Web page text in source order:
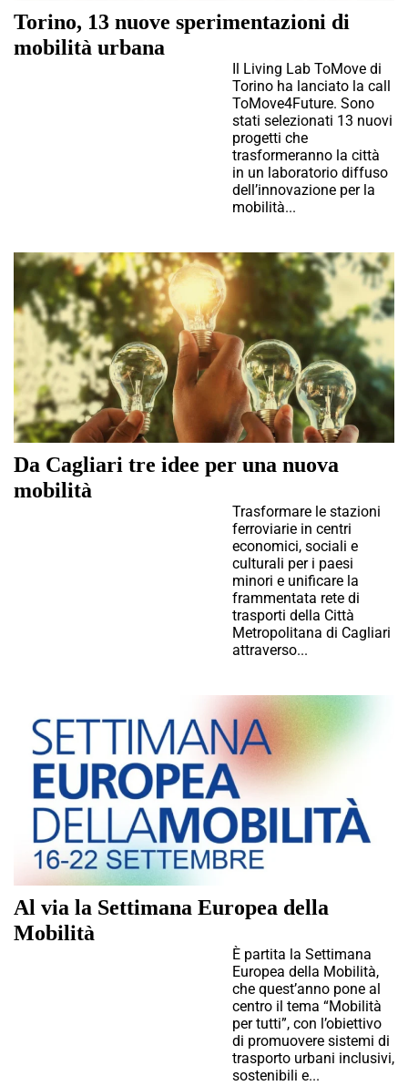
Torino, 13 nuove sperimentazioni di
mobilità urbana
Il Living Lab ToMove di
Torino ha lanciato la call
ToMove4Future. Sono
stati selezionati 13 nuovi
progetti che
trasformeranno la città
in un laboratorio diffuso
dell’innovazione per la
mobilità...
Da Cagliari tre idee per una nuova
mobilità
Trasformare le stazioni
ferroviarie in centri
economici, sociali e
culturali per i paesi
minori e unificare la
frammentata rete di
trasporti della Città
Metropolitana di Cagliari
attraverso...
Al via la Settimana Europea della
Mobilità
È partita la Settimana
Europea della Mobilità,
che quest’anno pone al
centro il tema “Mobilità
per tutti”, con l’obiettivo
di promuovere sistemi di
trasporto urbani inclusivi,
sostenibili e...